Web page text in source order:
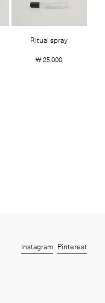
Ritual spray
￦ 25,000
Instagram Pinterest